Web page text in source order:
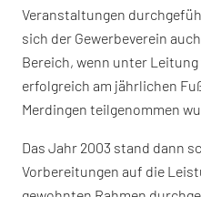
Veranstaltungen
sich der Gewerbeverein
Bereich, wenn unter Leitung
erfolgreich am jährlichen
Merdingen teilgenommen
Das Jahr 2003 stand dann
Vorbereitungen auf die